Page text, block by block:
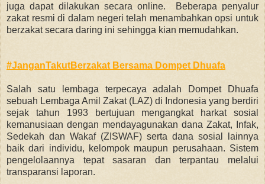
juga dapat dilakukan secara online. Beberapa penyalur
zakat resmi di dalam negeri telah menambahkan opsi untuk
berzakat secara daring ini sehingga kian memudahkan.
#JanganTakutBerzakat Bersama Dompet Dhuafa
Salah satu lembaga terpecaya adalah Dompet Dhuafa
sebuah Lembaga Amil Zakat (LAZ) di Indonesia yang berdiri
sejak tahun 1993 bertujuan mengangkat harkat sosial
kemanusiaan dengan mendayagunakan dana Zakat, Infak,
Sedekah dan Wakaf (ZISWAF) serta dana sosial lainnya
baik dari individu, kelompok maupun perusahaan. Sistem
pengelolaannya tepat sasaran dan terpantau melalui
transparansi laporan.